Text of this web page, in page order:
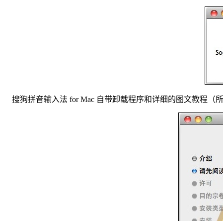
搜狗拼音输入法 for Mac 自带卸载程序和详细的图文教程（